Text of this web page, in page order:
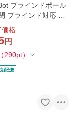
ブラインドポール
ブラインド対応 ス
ット Alexa Google
対応 スマートホーム
取付簡単 ソーラー
き1年保証
価格
円
（290pt）